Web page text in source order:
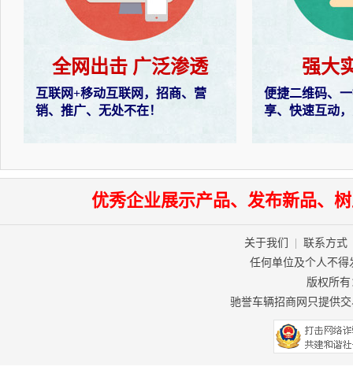
全网出击 广泛渗透
互联网+移动互联网，招商、营
销、推广、无处不在！
强大
便捷二维码、
享、快速互动
优秀企业展示产品、发布新品、
关于我们 联系方式
任何单位及个人不
版权所有
驰誉车辆招商网只提供